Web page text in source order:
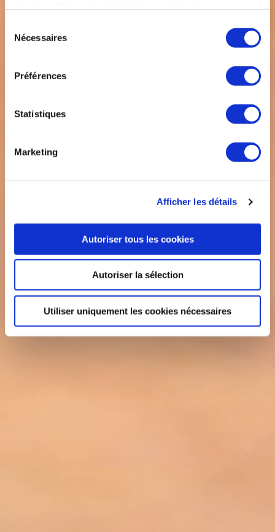
Nécessaires
Préférences
Statistiques
Marketing
Afficher les détails
Autoriser tous les cookies
Autoriser la sélection
Utiliser uniquement les cookies nécessaires
EMBARQUEZ AU CŒUR DE LA
FILIÈRE DE L’EXCELLENCE
FRANÇAISE